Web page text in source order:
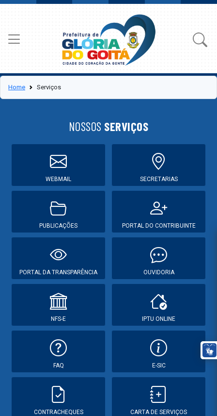
Home Serviços
NOSSOS SERVIÇOS
WEBMAIL SECRETARIAS
PUBLICAÇÕES PORTAL DO CONTRIBUINTE
PORTAL DA TRANSPARÊNCIA OUVIDORIA
NFS-E IPTU ONLINE
FAQ E-SIC
CONTRACHEQUES CARTA DE SERVIÇOS